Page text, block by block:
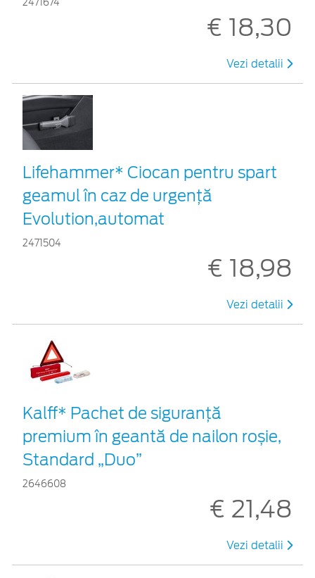
2471674
€ 18,30
Vezi detalii
Lifehammer* Ciocan pentru spart
geamul în caz de urgenţă
Evolution,automat
2471504
€ 18,98
Vezi detalii
Kalff* Pachet de siguranţă
premium în geantă de nailon roșie,
Standard „Duo”
2646608
€ 21,48
Vezi detalii